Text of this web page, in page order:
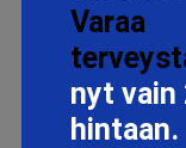
Varaa
nyt vain
hintaan.